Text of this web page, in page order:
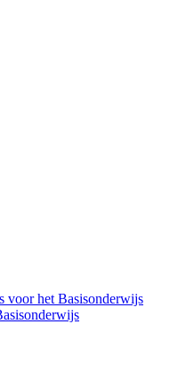
voor het Basisonderwijs